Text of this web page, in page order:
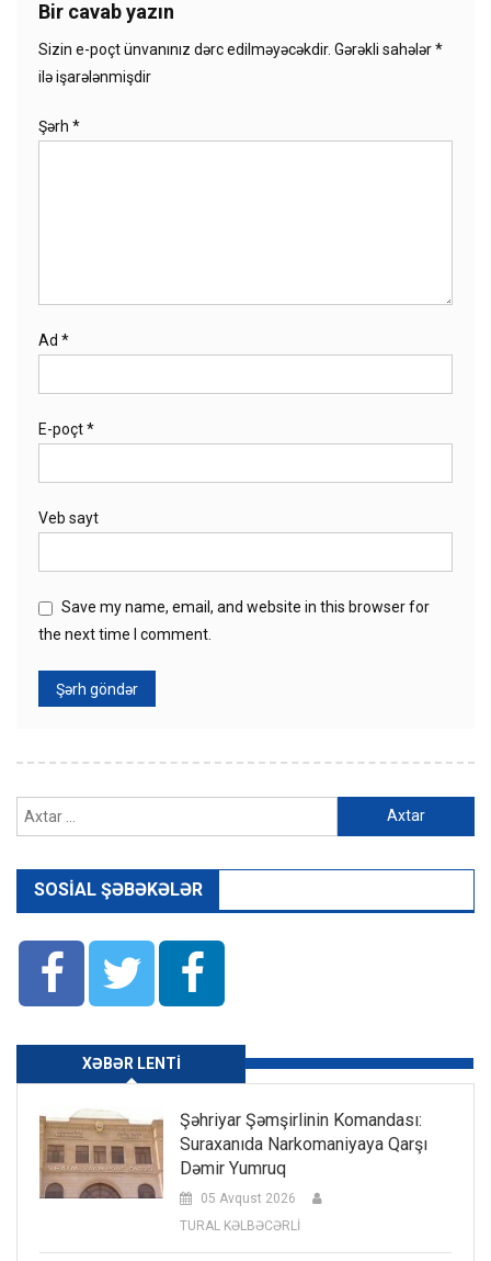
Bir cavab yazın
Sizin e-poçt ünvanınız dərc edilməyəcəkdir. Gərəkli sahələr*
ilə işarələnmişdir
Şərh *
Ad *
E-poçt*
Veb sayt
Save my name, email, and website in this browser for
the next time I comment.
SOSIAL ŞƏBƏKƏLƏR
XƏBƏR LENTI
Şəhriyar Şəmşirlinin Komandası:
Suraxanıda Narkomaniyaya Qarşı
Dəmir Yumruq
05 Avqust 2026
TURAL KƏLBƏCƏRLİ